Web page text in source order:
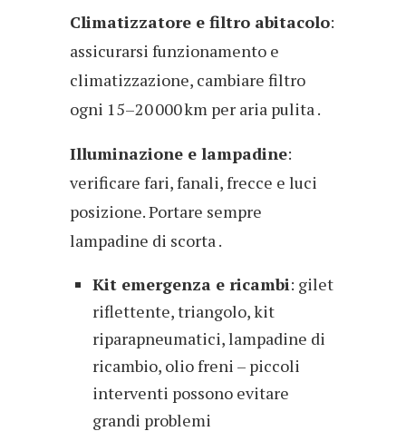
Climatizzatore e filtro abitacolo:
assicurarsi funzionamento e
climatizzazione, cambiare filtro
ogni 15–20 000 km per aria pulita .
Illuminazione e lampadine:
verificare fari, fanali, frecce e luci
posizione. Portare sempre
lampadine di scorta .
Kit emergenza e ricambi: gilet
riflettente, triangolo, kit
riparapneumatici, lampadine di
ricambio, olio freni – piccoli
interventi possono evitare
grandi problemi